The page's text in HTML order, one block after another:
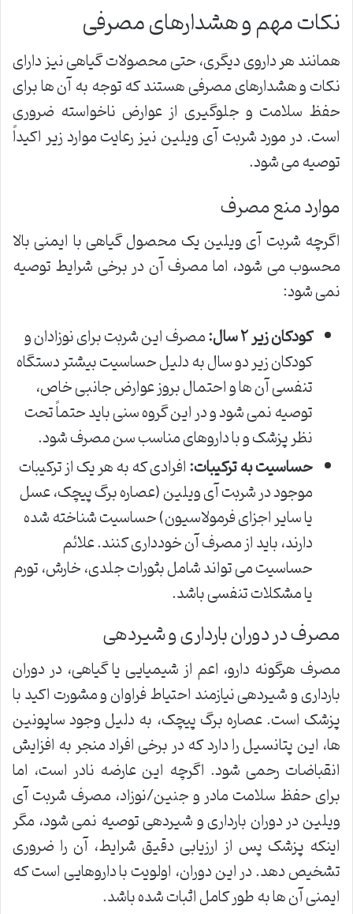
نکات مهم و هشدارهای مصرفی
همانند هر داروی دیگری، حتی محصولات گیاهی نیز دارای
نکات و هشدارهای مصرفی هستند که توجه به آن ها برای
حفظ سلامت و جلوگیری از عوارض ناخواسته ضروری
است. در مورد شربت آی ویلین نیز رعایت موارد زیر اکیداً
توصیه می شود.
موارد منع مصرف
اگرچه شربت آی ویلین یک محصول گیاهی با ایمنی بالا
محسوب می شود، اما مصرف آن در برخی شرایط توصیه
نمی شود:
کودکان زیر ۲ سال:
مصرف این شربت برای نوزادان و
کودکان زیر دو سال به دلیل حساسیت بیشتر دستگاه
تنفسی آن ها و احتمال بروز عوارض جانبی خاص،
توصیه نمی شود و در این گروه سنی باید حتماً تحت
نظر پزشک و با داروهای مناسب سن مصرف شود.
حساسیت به ترکیبات:افرادی که به هر یک از ترکیبات
موجود در شربت آی ویلین (عصاره برگ پیچک، عسل
یا سایر اجزای فرمولاسیون) حساسیت شناخته شده
دارند، باید از مصرف آن خودداری کنند. علائم
حساسیت می تواند شامل بثورات جلدی، خارش، تورم
یا مشکلات تنفسی باشد.
مصرف در دوران بارداری و شیردهی
مصرف هرگونه دارو، اعم از شیمیایی یا گیاهی، در دوران
بارداری و شیردهی نیازمند احتیاط فراوان و مشورت اکید با
پزشک است. عصاره برگ پیچک، به دلیل وجود ساپونین
ها، این پتانسیل را دارد که در برخی افراد منجر به افزایش
انقباضات رحمی شود. اگرچه این عارضه نادر است، اما
برای حفظ سلامت مادر و جنین/نوزاد، مصرف شربت آی
ویلین در دوران بارداری و شیردهی توصیه نمی شود، مگر
اینکه پزشک پس از ارزیابی دقیق شرایط، آن را ضروری
تشخیص دهد. در این دوران، اولویت با داروهایی است که
ایمنی آن ها به طور کامل اثبات شده باشد.